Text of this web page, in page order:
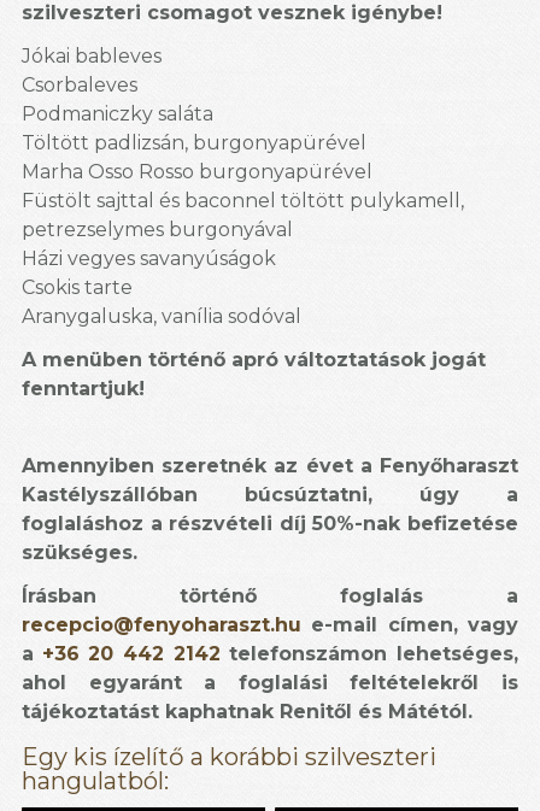
szilveszteri csomagot vesznek igénybe!
Jókai bableves
Csorbaleves
Podmaniczky saláta
Töltött padlizsán, burgonyapürével
Marha Osso Rosso burgonyapürével
Füstölt sajttal és baconnel töltött pulykamell,
petrezselymes burgonyával
Házi vegyes savanyúságok
Csokis tarte
Aranygaluska, vanília sodóval
A menüben történő apró változtatások jogát
fenntartjuk!
Amennyiben szeretnék az évet a Fenyőharaszt
Kastélyszállóban búcsúztatni, úgy a
foglaláshoz a részvételi díj 50%-nak befizetése
szükséges.
Írásban történő foglalás a
recepcio@fenyoharaszt.hu e-mail címen, vagy
a +36 20 442 2142 telefonszámon lehetséges,
ahol egyaránt a foglalási feltételekről is
tájékoztatást kaphatnak Renitől és Mátétól.
Egy kis ízelítő a korábbi szilveszteri
hangulatból:
Fenyőharaszt Kastélyszálló